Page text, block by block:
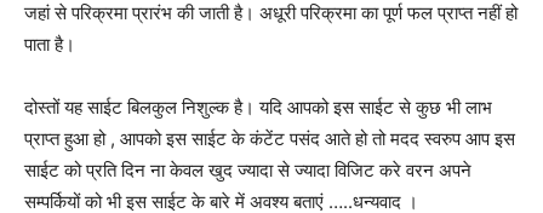
जहां से परिक्रमा प्रारंभ की जाती है। अधूरी परिक्रमा का पूर्ण फल प्राप्त नहीं हो
पाता है।
दोस्तों यह साईट बिलकुल निशुल्क है। यदि आपको इस साईट से कुछ भी लाभ
प्राप्त हुआ हो , आपको इस साईट के कंटेंट पसंद आते हो तो मदद स्वरुप आप इस
साईट को प्रति दिन ना केवल खुद ज्यादा से ज्यादा विजिट करे वरन अपने
सम्पर्कियों को भी इस साईट के बारे में अवश्य बताएं …..धन्यवाद ।